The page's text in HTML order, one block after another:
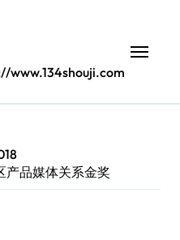
www.134shouji.com
产品媒体关系金奖